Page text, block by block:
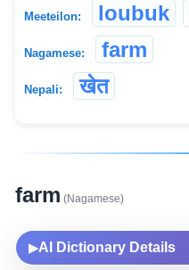
Meeteilon: loubuk
Nagamese: farm
Nepali: खेत
farm (Nagamese)
▶AI Dictionary Details